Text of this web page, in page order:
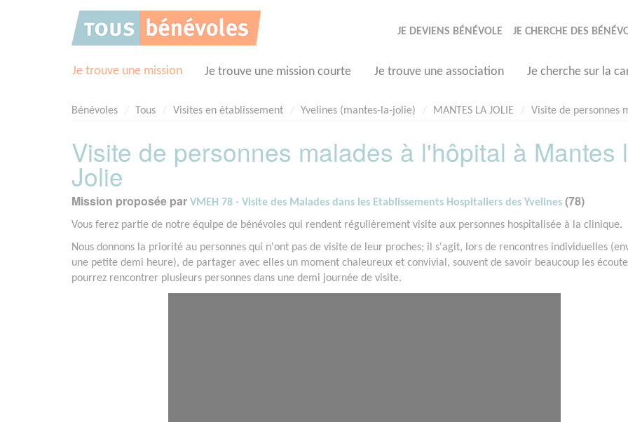
JE DEVIENS BÉNÉVOLE JE CHERCHE DES
Je trouve une mission Je trouve une mission courte Je trouve une association Je cherche sur la
Bénévoles Tous Visites en établissement Yvelines (mantes-la-jolie) MANTES LA JOLIE Visite de personnes
Visite de personnes malades à l'hôpital à Mantes
Jolie
Mission proposée par VMEH 78 - Visite des Malades dans les Etablissements Hospitaliers des Yvelines (78)
Vous ferez partie de notre équipe de bénévoles qui rendent régulièrement visite aux personnes hospitalisée à la clinique.
Nous donnons la priorité au personnes qui n'ont pas de visite de leur proches; il s'agit, lors de rencontres individuelles
une petite demi heure), de partager avec elles un moment chaleureux et convivial, souvent de savoir beaucoup les
pourrez rencontrer plusieurs personnes dans une demi journée de visite.